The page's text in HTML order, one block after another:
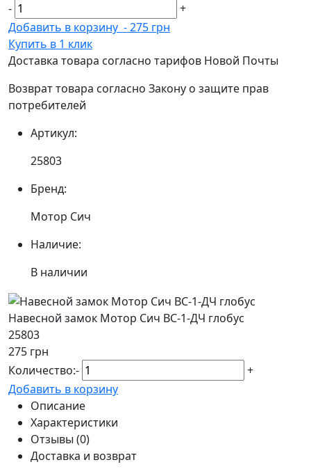
-
+
Добавить в корзину -275 грн
Купить в 1 клик
Доставка товара согласно тарифов Новой Почты
Возврат товара согласно Закону о защите прав
потребителей
Артикул:
25803
Бренд:
Мотор Сич
Наличие:
В наличии
Навесной замок Мотор Сич ВС-1-ДЧ глобус
25803
275 грн
Количество:-
+
Добавить в корзину
Описание
Характеристики
Отзывы (0)
Доставка и возврат